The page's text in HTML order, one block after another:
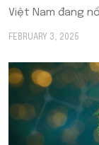
Việt Nam đang
FEBRUARY 3, 2025